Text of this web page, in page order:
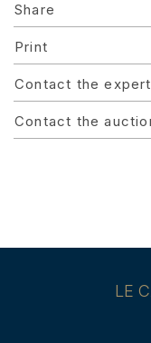
Share
Print
Contact the expert
Contact the
LE